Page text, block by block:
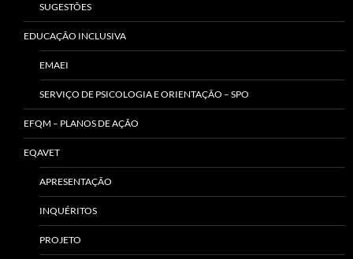
SUGESTÕES
EDUCAÇÃO INCLUSIVA
EMAEI
SERVIÇO DE PSICOLOGIA E ORIENTAÇÃO – SPO
EFQM – PLANOS DE AÇÃO
EQAVET
APRESENTAÇÃO
INQUÉRITOS
PROJETO